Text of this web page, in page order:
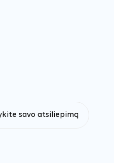
savo atsiliepimą